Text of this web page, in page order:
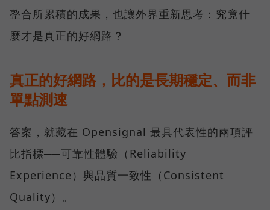
整合所累積的成果，也讓外界重新思考：究竟什
麼才是真正的好網路？
真正的好網路，比的是長期穩定、而非
單點測速
答案，就藏在 Opensignal 最具代表性的兩項評
比指標──可靠性體驗（Reliability
Experience）與品質一致性（Consistent
Quality）。